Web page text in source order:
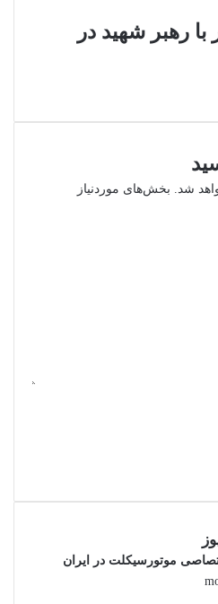
با رهبر شهید در
شد. بخش‌های موردنیاز
موتورسیکلت در ایران